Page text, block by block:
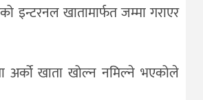
इन्टरनल खातामार्फत जम्मा गराएर
अर्को खाता खोल्न नमिल्ने भएकोले